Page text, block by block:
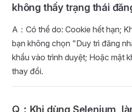
không thấy trạng thái
A：Có thể do: Cookie hết hạn;
bạn không chọn "Duy trì đăng
khẩu vào trình duyệt; Hoặc mật
thay đổi.
Q：Khi dùng Selenium,